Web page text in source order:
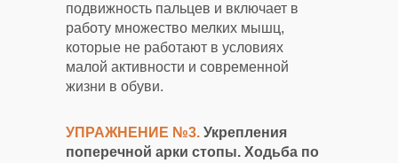
подвижность пальцев и включает в
работу множество мелких мышц,
которые не работают в условиях
малой активности и современной
жизни в обуви.
УПРАЖНЕНИЕ №3. Укрепления
поперечной арки стопы. Ходьба по